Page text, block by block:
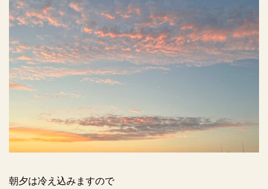
朝夕は冷え込みますので